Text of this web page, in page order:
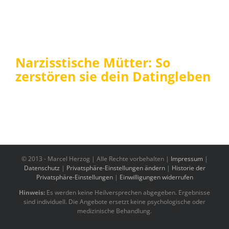
Narzisstische Mütter: So
zerstören sie dein Datingleben
© 2013 - Marcel Herzog | Alle Rechte vorbehalten | Impressum |
Datenschutz | Privatsphäre-Einstellungen ändern| Historie der
Privatsphäre-Einstellungen| Einwilligungen widerrufen
Hinweis: Es werden keine Heilversprechen abgegeben. Ergebnisse
sind individuell. Die Angebote ersetzt keine psychologische oder
medizinische Behandlung.